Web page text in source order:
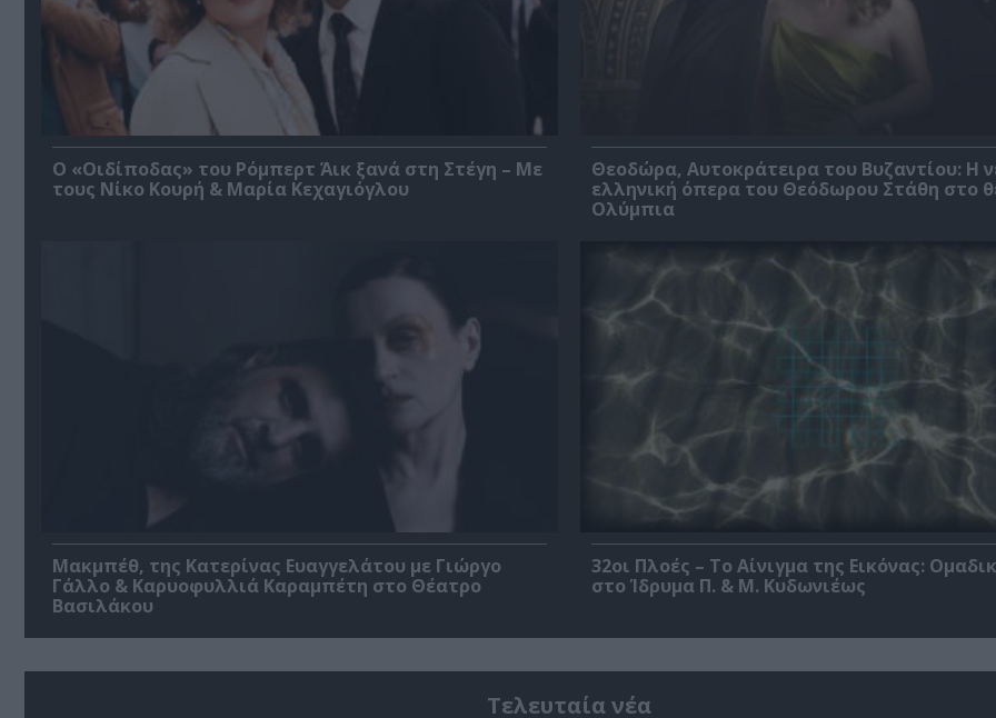
O «Οιδίποδας» του Ρόμπερτ Άικ ξανά στη Στέγη – Με
τους Νίκο Κουρή & Μαρία Κεχαγιόγλου
Θεοδώρα, Αυτοκράτειρα του Βυζαντίου: Η
ελληνική όπερα του Θεόδωρου Στάθη στο
Ολύμπια
Μακμπέθ, της Κατερίνας Ευαγγελάτου με Γιώργο
Γάλλο & Καρυοφυλλιά Καραμπέτη στο Θέατρο
Βασιλάκου
32οι Πλοές – Το Αίνιγμα της Εικόνας:
στο Ίδρυμα Π. & Μ. Κυδωνιέως
Τελευταία νέα